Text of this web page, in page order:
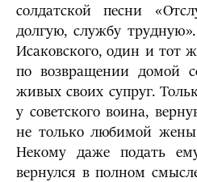
солдатской песни
долгую, службу
Исаковского, один и тот
по возвращении домой
живых своих супруг.
у советского воина,
не только любимой
Некому даже подать
вернулся в полном